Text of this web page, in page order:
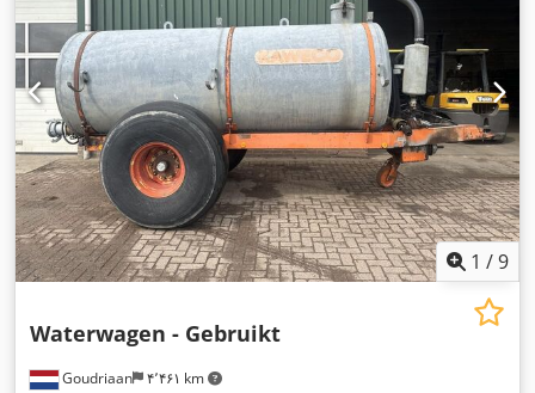
1 /9
Goudriaan ۴٬۴۶۱ km
Waterwagen - Gebruikt